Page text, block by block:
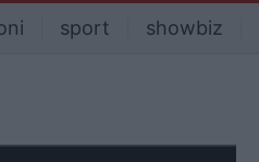
sport showbiz